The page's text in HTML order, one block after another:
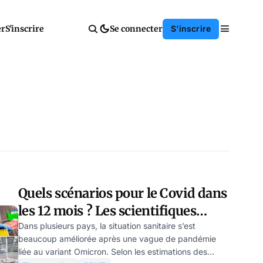
S'inscrire Se connecter S'inscrire
Quels scénarios pour le Covid dans
les 12 mois ? Les scientifiques
répondent
Dans plusieurs pays, la situation sanitaire s’est
beaucoup améliorée après une vague de pandémie
liée au variant Omicron. Selon les estimations des